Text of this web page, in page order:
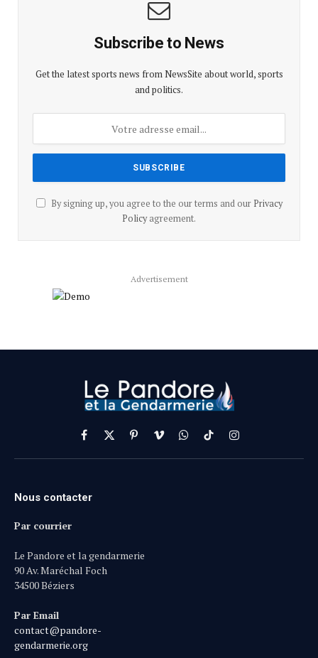
Subscribe to News
Get the latest sports news from NewsSite about world, sports
and politics.
By signing up, you agree to the our terms and our Privacy
Policyagreement.
Advertisement
Facebook
X
(Twitter)
PinterestVimeoWhatsApp
TikTokInstagram
Nous contacter
Par courrier
Le Pandore et la gendarmerie
90 Av. Maréchal Foch
34500 Béziers
Par Email
contact@pandore-
gendarmerie.org